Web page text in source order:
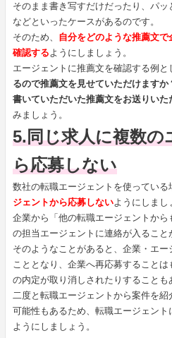
そのまま書き写すだけだったり、パッ
などといったケースがあるのです。
そのため、 自分をどのような推薦文
確認するようにしましょう。
エージェントに推薦文を確認する例と
るので推薦文を見せていただけますか
書いていただいた推薦文をお送りいた
みましょう。
5.同じ求人に複数の
ら応募しない
数社の転職エージェントを使っている
ジェントから応募しないようにしまし
企業から「他の転職エージェントか
の担当エージェントに連絡が入ること
そのようなことがあると、企業・エ
こととなり、企業へ再応募すること
の内定が取り消しされたりすることも
二度と転職エージェントから案件を紹
可能性もあるため、転職エージェン
ようにしましょう。